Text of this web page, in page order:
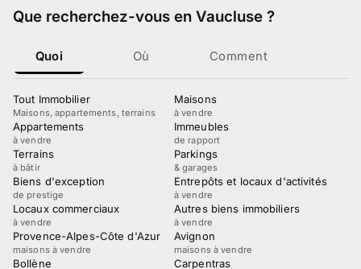
Que recherchez-vous en Vaucluse ?
Quoi Où Comment
Tout Immobilier
Maisons, appartements, terrains
Maisons
à vendre
Appartements
à vendre
Immeubles
de rapport
Terrains
à bâtir
Parkings
& garages
Biens d'exception
de prestige
Entrepôts et locaux d'activités
à vendre
Locaux commerciaux
à vendre
Autres biens immobiliers
à vendre
Provence-Alpes-Côte d'Azur
maisons à vendre
Avignon
maisons à vendre
Bollène Carpentras